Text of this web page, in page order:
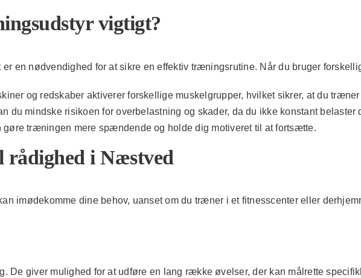
vigtigt?
en nødvendighed for at sikre en effektiv træningsrutine. Når du bruger
og redskaber aktiverer forskellige muskelgrupper, hvilket sikrer, at du
du mindske risikoen for overbelastning og skader, da du ikke konstant belaster
gøre træningen mere spændende og holde dig motiveret til at fortsætte.
i Næstved
imødekomme dine behov, uanset om du træner i et fitnesscenter eller
giver mulighed for at udføre en lang række øvelser, der kan målrette